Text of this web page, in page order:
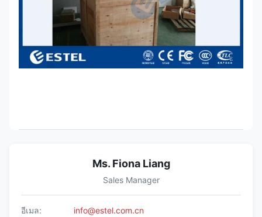
Ms. Fiona Liang
Sales Manager
อีเมล:
info@estel.com.cn